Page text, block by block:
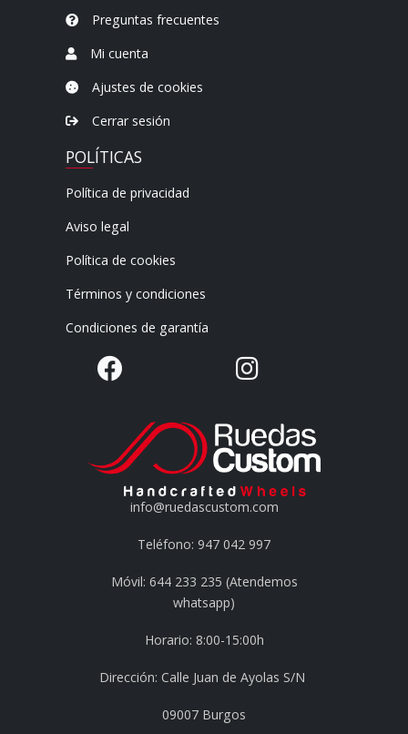
Preguntas frecuentes
Mi cuenta
Ajustes de cookies
Cerrar sesión
POLÍTICAS
Política de privacidad
Aviso legal
Política de cookies
Términos y condiciones
Condiciones de garantía
info@ruedascustom.com
Teléfono: 947 042 997
Móvil: 644 233 235 (Atendemos
whatsapp)
Horario: 8:00-15:00h
Dirección: Calle Juan de Ayolas S/N
09007 Burgos